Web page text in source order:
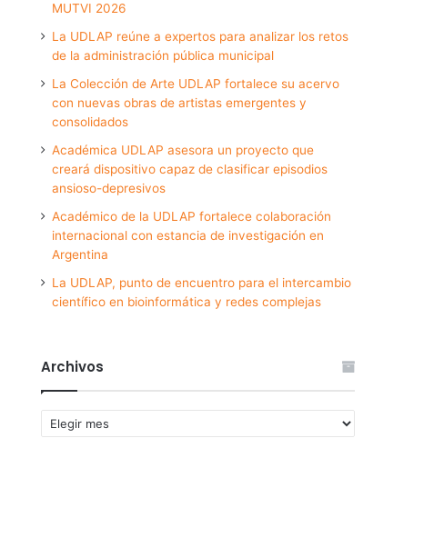
MUTVI 2026
La UDLAP reúne a expertos para analizar los retos
de la administración pública municipal
La Colección de Arte UDLAP fortalece su acervo
con nuevas obras de artistas emergentes y
consolidados
Académica UDLAP asesora un proyecto que
creará dispositivo capaz de clasificar episodios
ansioso-depresivos
Académico de la UDLAP fortalece colaboración
internacional con estancia de investigación en
Argentina
La UDLAP, punto de encuentro para el intercambio
científico en bioinformática y redes complejas
Archivos
Archivos